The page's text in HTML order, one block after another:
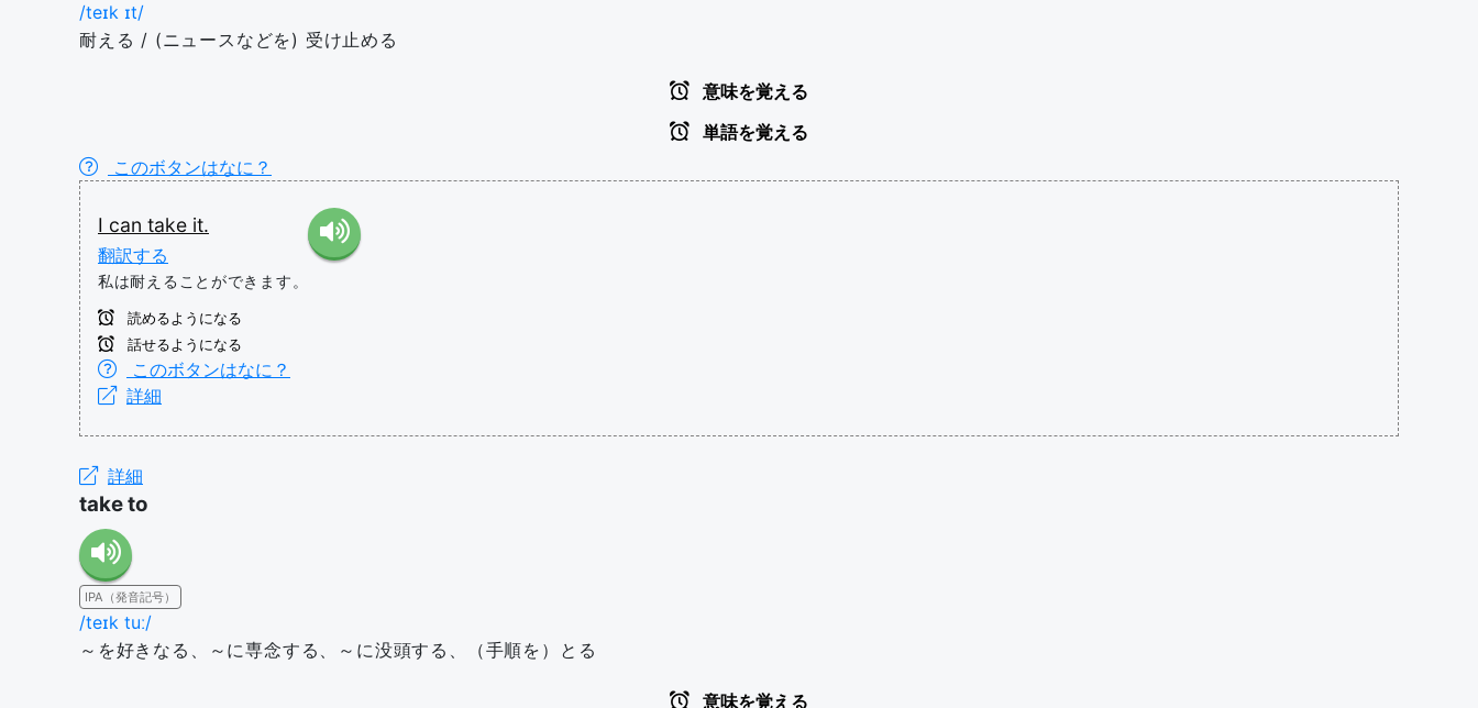
/teɪk ɪt/
耐える / (ニュースなどを) 受け止める
意味を覚える
単語を覚える
このボタンはなに？
I can take it.
翻訳する
私は耐えることができます。
読めるようになる
話せるようになる
このボタンはなに？
詳細
詳細
take to
IPA（発音記号）
/teɪk tuː/
～を好きなる、～に専念する、～に没頭する、（手順を）とる
意味を覚える